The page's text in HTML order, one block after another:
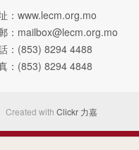
：www.lecm.org.mo
： mailbox@lecm.org.mo
：(853) 8294 4488
：(853) 8294 4848
Created with Clickr 力嘉